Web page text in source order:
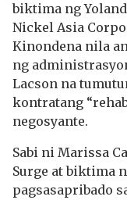
biktima ng
Nickel Asia
Kinondena nila
ng
Lacson na
kontratang
negosyante.
Sabi ni Marissa
Surge at biktima
pagsasapribado